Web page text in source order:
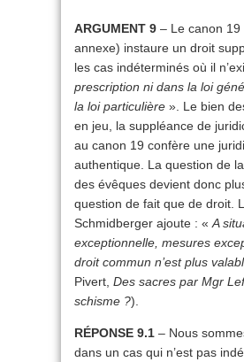
ARGUMENT 9 – Le canon 19
annexe) instaure un droit
les cas indéterminés où il
prescription ni dans la loi
la loi particulière ». Le bien
en jeu, la suppléance de
au canon 19 confère une
authentique. La question de
des évêques devient donc
question de fait que de droit.
Schmidberger ajoute : « A
exceptionnelle, mesures
droit commun n’est plus
Pivert, Des sacres par Mgr
schisme ?).
RÉPONSE 9.1 – Nous
dans un cas qui n’est pas